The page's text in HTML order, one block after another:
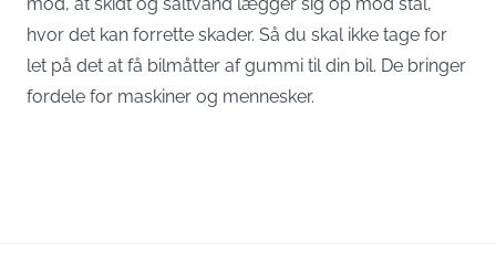
hvor det kan forrette skader. Så du skal ikke tage for
let på det at få bilmåtter af gummi til din bil. De bringer
fordele for maskiner og mennesker.